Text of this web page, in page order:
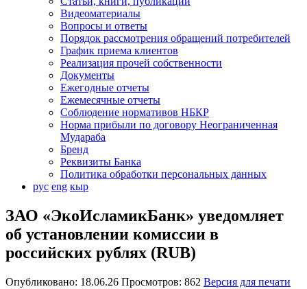
Видеоматериалы
Вопросы и ответы
Порядок рассмотрения обращений потребителей
График приема клиентов
Реализация прочей собственности
Документы
Ежегодные отчеты
Ежемесячные отчеты
Соблюдение нормативов НБКР
Норма прибыли по договору Неограниченная
Мудараба
Бренд
Реквизиты Банка
Политика обработки персональных данных
рус eng кыр
ЗАО «ЭкоИсламикБанк» уведомляет
об установлении комиссии в
российских рублях (RUB)
Опубликовано: 18.06.26 Просмотров: 862 Версия для печати